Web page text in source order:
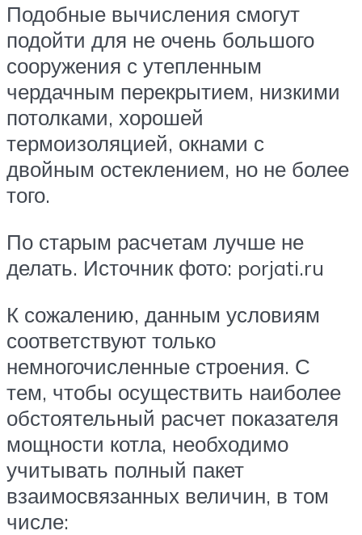
Подобные вычисления смогут
подойти для не очень большого
сооружения с утепленным
чердачным перекрытием, низкими
потолками, хорошей
термоизоляцией, окнами с
двойным остеклением, но не более
того.
По старым расчетам лучше не
делать. Источник фото: porjati.ru
К сожалению, данным условиям
соответствуют только
немногочисленные строения. С
тем, чтобы осуществить наиболее
обстоятельный расчет показателя
мощности котла, необходимо
учитывать полный пакет
взаимосвязанных величин, в том
числе: